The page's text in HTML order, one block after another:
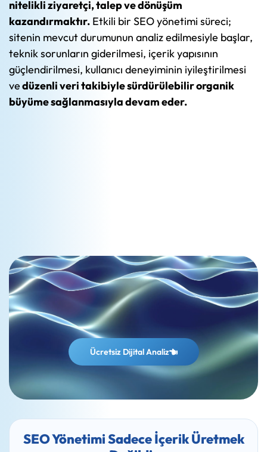
nitelikli ziyaretçi, talep ve dönüşüm
kazandırmaktır. Etkili bir SEO yönetimi süreci;
sitenin mevcut durumunun analiz edilmesiyle başlar,
teknik sorunların giderilmesi, içerik yapısının
güçlendirilmesi, kullanıcı deneyiminin iyileştirilmesi
vedüzenli veri takibiyle sürdürülebilir organik
büyüme sağlanmasıyla devam eder.
30 Dk Gerçek BirStrateji
Görüşmesi Yapalım
Ücretsiz Dijital Analiz
SEO Yönetimi Sadece İçerik Üretmek